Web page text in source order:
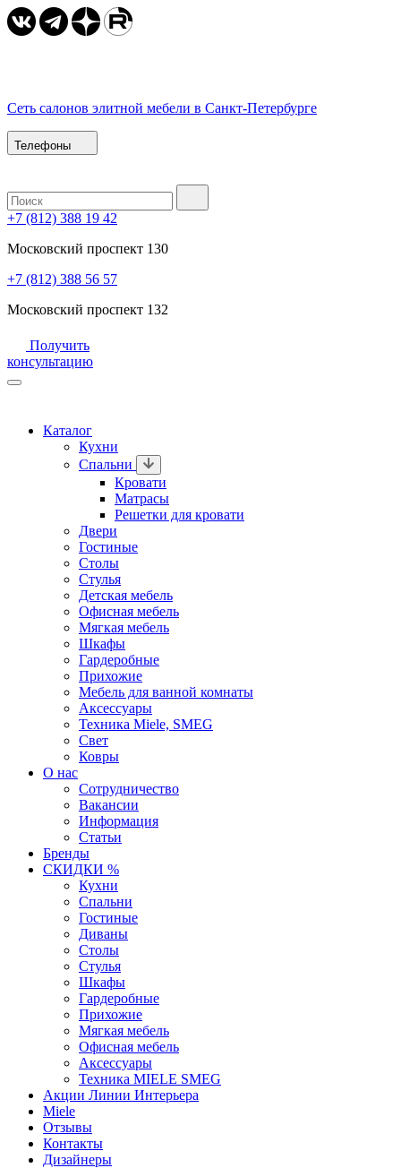
Сеть салонов элитной мебели в Санкт-Петербурге
Телефоны
+7 (812) 388 19 42
Московский проспект 130
+7 (812) 388 56 57
Московский проспект 132
Получить
консультацию
Каталог
Кухни
Спальни
Кровати
Матрасы
Решетки для кровати
Двери
Гостиные
Столы
Стулья
Детская мебель
Офисная мебель
Мягкая мебель
Шкафы
Гардеробные
Прихожие
Мебель для ванной комнаты
Аксессуары
Техника Miele, SMEG
Свет
Ковры
О нас
Сотрудничество
Вакансии
Информация
Статьи
Бренды
СКИДКИ %
Кухни
Спальни
Гостиные
Диваны
Столы
Стулья
Шкафы
Гардеробные
Прихожие
Мягкая мебель
Офисная мебель
Аксессуары
Техника MIELE SMEG
Акции Линии Интерьера
Miele
Отзывы
Контакты
Дизайнеры